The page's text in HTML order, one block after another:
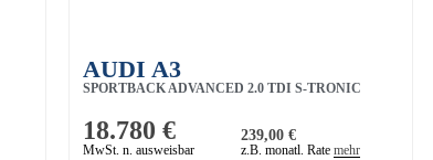
AUDI A3
SPORTBACK ADVANCED 2.0 TDI S-TRONIC
18.780 €
MwSt. n. ausweisbar
239,00 €
z.B. monatl. Rate mehr